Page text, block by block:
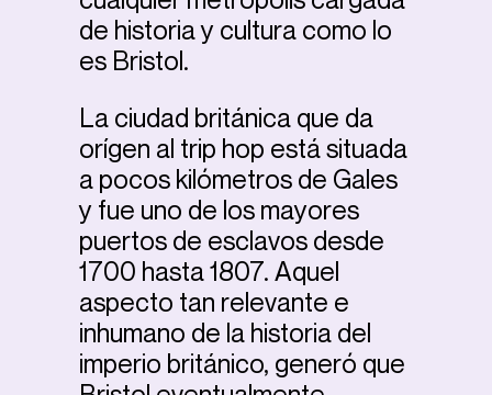
de historia y cultura como lo
es Bristol.
La ciudad británica que da
orígen al trip hop está situada
a pocos kilómetros de Gales
y fue uno de los mayores
puertos de esclavos desde
1700 hasta 1807. Aquel
aspecto tan relevante e
inhumano de la historia del
imperio británico, generó que